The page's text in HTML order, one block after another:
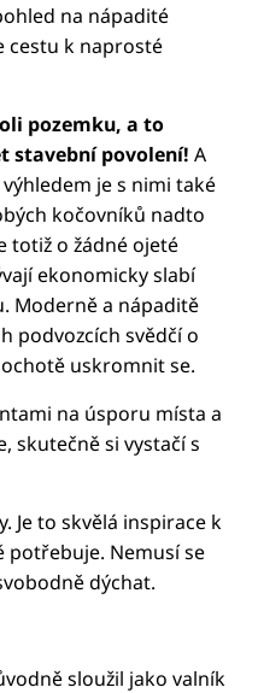
na nápadité
cestu k naprosté
pozemku, a to
stavební povolení! A
je s nimi také
kočovníků nadto
totiž o žádné ojeté
ekonomicky slabí
Moderně a nápaditě
podvozcích svědčí o
uskromnit se.
na úsporu místa a
skutečně si vystačí s
Je to skvělá inspirace k
potřebuje. Nemusí se
dýchat.
sloužil jako valník